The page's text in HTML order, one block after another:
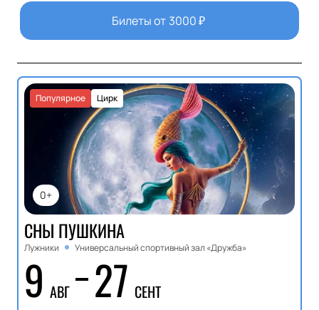
Билеты от 3000₽
0+
Цирк
Популярное
СНЫ ПУШКИНА
Лужники Универсальный спортивный зал «Дружба»
9 АВГ 27 СЕНТ